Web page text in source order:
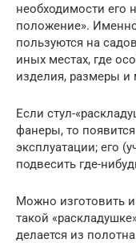
необходимости его
положение».
пользуются на
иных местах, где
изделия, размеры и
Если стул-
фанеры, то
эксплуатации; его
подвесить где-
Можно изготовить
такой
делается из